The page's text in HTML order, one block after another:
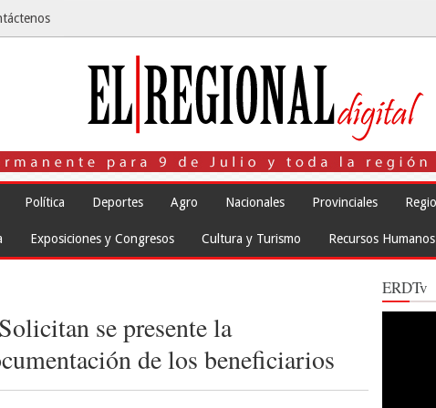
Política Deportes Agro Nacionales Provinciales
Exposiciones y Congresos Cultura y Turismo Recursos Humanos
se presente la
de los beneficiarios
ERDTv